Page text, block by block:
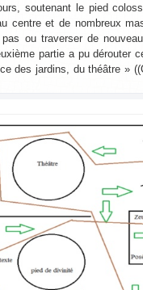
soutenant le pied
centre et de nombreux
ou traverser de
partie a pu dérouter
des jardins, du théâtre »